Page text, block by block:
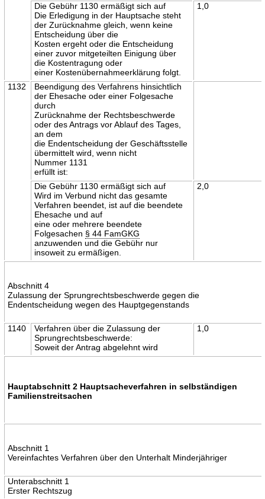
Die Gebühr 1130 ermäßigt sich auf
Die Erledigung in der Hauptsache steht
der Zurücknahme gleich, wenn keine
Entscheidung über die
Kosten ergeht oder die Entscheidung
einer zuvor mitgeteilten Einigung über
die Kostentragung oder
einer Kostenübernahmeerklärung folgt.
1,0
1132
Beendigung des Verfahrens hinsichtlich
der Ehesache oder einer Folgesache
durch
Zurücknahme der Rechtsbeschwerde
oder des Antrags vor Ablauf des Tages,
an dem
die Endentscheidung der Geschäftsstelle
übermittelt wird, wenn nicht
Nummer 1131
erfüllt ist:
Die Gebühr 1130 ermäßigt sich auf
Wird im Verbund nicht das gesamte
Verfahren beendet, ist auf die beendete
Ehesache und auf
eine oder mehrere beendete
Folgesachen § 44 FamGKG
anzuwenden und die Gebühr nur
insoweit zu ermäßigen.
2,0
Abschnitt 4
Zulassung der Sprungrechtsbeschwerde gegen die
Endentscheidung wegen des Hauptgegenstands
1140
Verfahren über die Zulassung der
Sprungrechtsbeschwerde:
Soweit der Antrag abgelehnt wird
1,0
Hauptabschnitt 2 Hauptsacheverfahren in selbständigen
Familienstreitsachen
Abschnitt 1
Vereinfachtes Verfahren über den Unterhalt Minderjähriger
Unterabschnitt 1
Erster Rechtszug